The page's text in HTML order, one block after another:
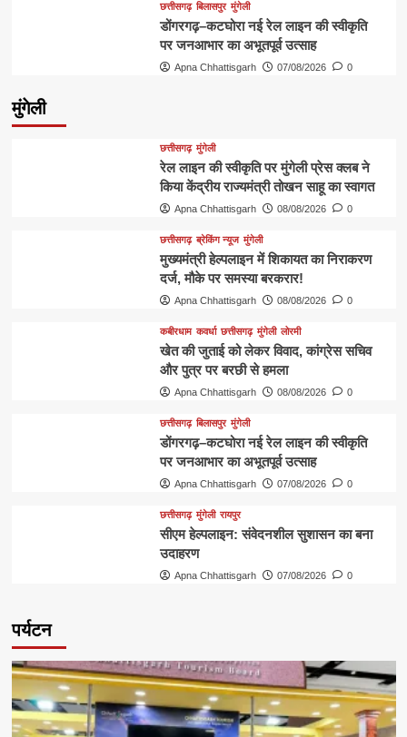
छत्तीसगढ़ बिलासपुर मुंगेली
डोंगरगढ़–कटघोरा नई रेल लाइन की स्वीकृति
पर जनआभार का अभूतपूर्व उत्साह
Apna Chhattisgarh 07/08/2026 0
मुंगेली
छत्तीसगढ़ मुंगेली
रेल लाइन की स्वीकृति पर मुंगेली प्रेस क्लब ने
किया केंद्रीय राज्यमंत्री तोखन साहू का स्वागत
Apna Chhattisgarh 08/08/2026 0
छत्तीसगढ़ ब्रेकिंग न्यूज मुंगेली
मुख्यमंत्री हेल्पलाइन में शिकायत का निराकरण
दर्ज, मौके पर समस्या बरकरार!
Apna Chhattisgarh 08/08/2026 0
कबीरधाम कवर्धा छत्तीसगढ़ मुंगेली लोरमी
खेत की जुताई को लेकर विवाद, कांग्रेस सचिव
और पुत्र पर बरछी से हमला
Apna Chhattisgarh 08/08/2026 0
छत्तीसगढ़ बिलासपुर मुंगेली
डोंगरगढ़–कटघोरा नई रेल लाइन की स्वीकृति
पर जनआभार का अभूतपूर्व उत्साह
Apna Chhattisgarh 07/08/2026 0
छत्तीसगढ़ मुंगेली रायपुर
सीएम हेल्पलाइन: संवेदनशील सुशासन का बना
उदाहरण
Apna Chhattisgarh 07/08/2026 0
पर्यटन